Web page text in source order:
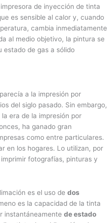
de inyección de tinta
es sensible al calor y, cuando
cambia inmediatamente
al medio objetivo, la pintura se
estado de gas a sólido
a la impresión por
del siglo pasado. Sin embargo,
era de la impresión por
ha ganado gran
como entre particulares.
en los hogares. Lo utilizan, por
fotografías, pinturas y
es el uso de dos
es la capacidad de la tinta
instantáneamente de estado